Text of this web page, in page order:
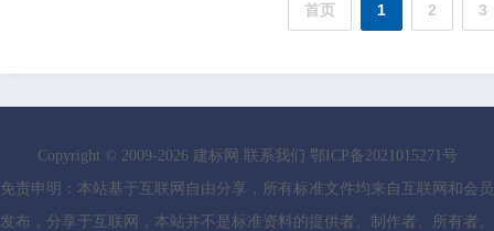
首页 1 2 3
Copyright © 2009-2026 建标网 联系我们 鄂ICP备2021015271号
免责申明：本站基于互联网自由分享，所有标准文件均来自互联网和会员
发布，分享于互联网，本站并不是标准资料的提供者、制作者、所有者。